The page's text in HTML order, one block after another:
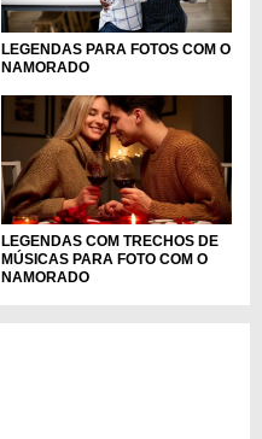
LEGENDAS PARA FOTOS COM O
NAMORADO
LEGENDAS COM TRECHOS DE
MÚSICAS PARA FOTO COM O
NAMORADO